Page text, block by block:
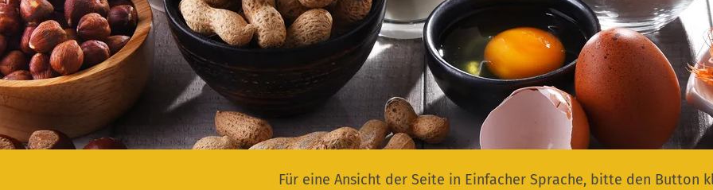
Für eine Ansicht der Seite in Einfacher Sprache, bitte den Button